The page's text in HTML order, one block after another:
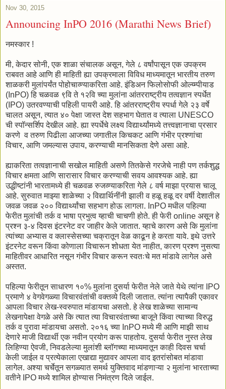
Nov 30, 2015
Announcing InPO 2016 (Marathi News Brief)
नमस्कार !
मी, केदार सोनी, एक शाळा संचालक असून, गेले ८ वर्षांपासून एक उपक्रम
राबवत आहे आणि ही माहिती ह्या उपक्रमाला विविध माध्यमातून भारतीय तरुण
शाळकरी मुलांपर्यंत पोहोचाव्ण्याकरिता आहे. इंडिअन फिलोसोफी ओल्य्म्पीयाड
(InPO) हि चळवळ ९वि ते १२वि च्या मुलांना आंतरराष्ट्रीय तत्वज्ञान स्पर्धेत
(IPO) उतरवण्याची पहिली पायरी आहे. हि आंतरराष्ट्रीय स्पर्धा गेले २३ वर्षे
चालत असून, त्यात ४० पेक्षा जास्त देश सहभाग घेतात व त्याला UNESCO
ची स्पॉन्सर्शिप देखील आहे. ह्या स्पर्धेचे लक्ष्य विद्यार्थ्यांमध्ये तत्त्वज्ञानाचा प्रसार
करणे व तरुण पिढीला आजच्या जगातील किचकट आणि गंभीर प्रश्णांचा
विचार, आणि जमल्यास उपाय, करण्याची मानसिकता देणे असा आहे.
ह्याकरिता तत्वज्ञानाची सखोल माहिती असणे तितकेसे गरजेचे नाही पण तर्कशुद्ध
विचार क्षमता आणि सारासार विचार करण्याची सवय आवश्यक आहे. ह्या
उद्धीष्टांनी भारतामध्ये ही चळवळ रुजव्ण्याकरिता गेले ८ वर्ष माझा प्रयास चालू
आहे. सुरुवात माझ्या शाळेच्या २ विद्यार्थिनींनी झाली व हळू हळू दर वर्षी देशातील
जवळ जवळ २०० विद्यार्थ्यांचा सहभाग होऊ लागला. InPO मधील पहिल्या
फेरीत मुलांची तर्क व भाषा प्रभुत्व य्हाची चाचणी होते. ही फेरी online असून हे
प्रश्न ३-४ दिवस इंटरनेट वर जाहीर केले जातात. य्हाचे कारण असे कि मुलांना
त्यांच्या अभ्यास व क्लास्सेसच्या चक्रातून वेळ काढून हे करता यावे. इथे उत्तरे
इंटरनेट वरून किंवा कोणाला विचारून शोधता येत नाहीत, कारण प्रश्ण नुसत्या
माहितीवर आधारित नसून गंभीर विचार करून स्वतःचे मत मांडावे लागेल असे
अस्तत.
पहिल्या फेरीतून साधारण १०% मुलांना दुसर्या फेरीत नेले जाते येथे त्यांना IPO
प्रमाणे ४ वेगवेगळ्या विचारवंतांची वक्तव्ये दिली जातात. त्यांना त्यापैकी एकावर
आपला विचार लेख-स्वरुपात मांडायचा असतो. हे लेख शाळेच्या सामान्य
लेखनापेक्षा वेगळे असे कि त्यात त्या विचारवंताच्या बाजूने किंवा त्याच्या विरुद्ध
तर्क व पुरावा मांडायचा असतो. २०१६ च्या InPO मध्ये मी आणि माझी साथ
देणारे माजी विद्यार्थी एक नवीन प्रयोग करू पाहतोय. दुसर्या फेरीत नुस्त लेख
लिहिण्या ऐवजी, निवडलेल्या मुलांशी ब्लॉगच्या माध्यमातून काही दिवस चर्चा
केली जाईल व प्रत्येकाला एखाद्या मुद्यावर आपला वाद इतरांसोबत मांडावा
लागेल. अश्या चर्चेतून सगळ्यात समर्थ युक्तिवाद मांडणाऱ्या २ मुलांना भारताच्या
वतीने IPO मध्ये शामिल होण्यास निमंत्रण दिले जाईल.